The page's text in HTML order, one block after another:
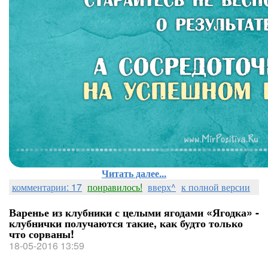
Читать далее...
комментарии: 17 понравилось! вверх^ к полной версии
Варенье из клубники с целыми ягодами «Ягодка» -
клубнички получаются такие, как будто только
что сорваны!
18-05-2016 13:59